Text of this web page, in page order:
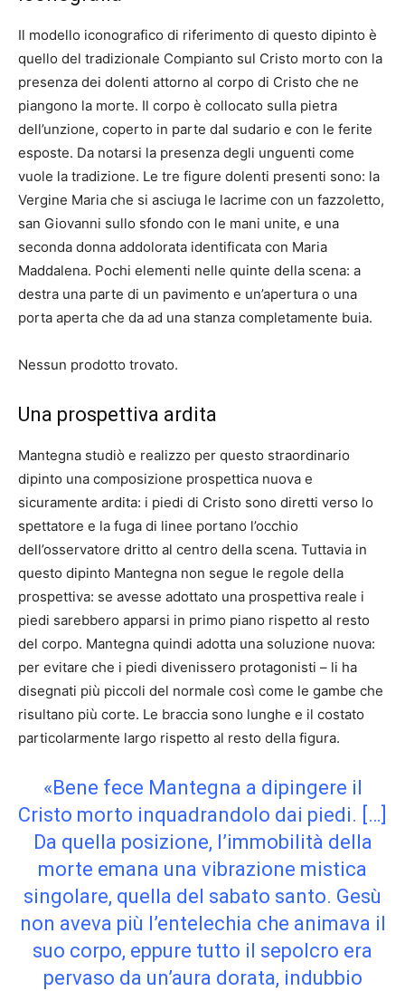
Il modello iconografico di riferimento di questo dipinto è
quello del tradizionale Compianto sul Cristo morto con la
presenza dei dolenti attorno al corpo di Cristo che ne
piangono la morte. Il corpo è collocato sulla pietra
dell’unzione, coperto in parte dal sudario e con le ferite
esposte. Da notarsi la presenza degli unguenti come
vuole la tradizione. Le tre figure dolenti presenti sono: la
Vergine Maria che si asciuga le lacrime con un fazzoletto,
san Giovanni sullo sfondo con le mani unite, e una
seconda donna addolorata identificata con Maria
Maddalena. Pochi elementi nelle quinte della scena: a
destra una parte di un pavimento e un’apertura o una
porta aperta che da ad una stanza completamente buia.
Nessun prodotto trovato.
Una prospettiva ardita
Mantegna studiò e realizzo per questo straordinario
dipinto una composizione prospettica nuova e
sicuramente ardita: i piedi di Cristo sono diretti verso lo
spettatore e la fuga di linee portano l’occhio
dell’osservatore dritto al centro della scena. Tuttavia in
questo dipinto Mantegna non segue le regole della
prospettiva: se avesse adottato una prospettiva reale i
piedi sarebbero apparsi in primo piano rispetto al resto
del corpo. Mantegna quindi adotta una soluzione nuova:
per evitare che i piedi divenissero protagonisti – li ha
disegnati più piccoli del normale così come le gambe che
risultano più corte. Le braccia sono lunghe e il costato
particolarmente largo rispetto al resto della figura.
«Bene fece Mantegna a dipingere il
Cristo morto inquadrandolo dai piedi. […]
Da quella posizione, l’immobilità della
morte emana una vibrazione mistica
singolare, quella del sabato santo. Gesù
non aveva più l’entelechia che animava il
suo corpo, eppure tutto il sepolcro era
pervaso da un’aura dorata, indubbio